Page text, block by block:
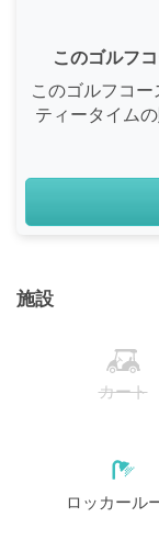
このゴルフ
このゴルフコ
ティータイム
施設
カート
ロッカール